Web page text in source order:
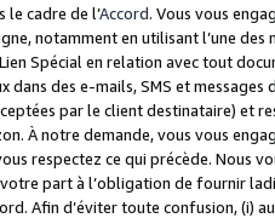
le cadre de l’Accord. Vous vous
notamment en utilisant l’une
Spécial en relation avec tout
dans des e-mails, SMS et
par le client destinataire) et
À notre demande, vous vous
respectez ce qui précède. Nous
part à l’obligation de fournir
Afin d’éviter toute confusion, (i)